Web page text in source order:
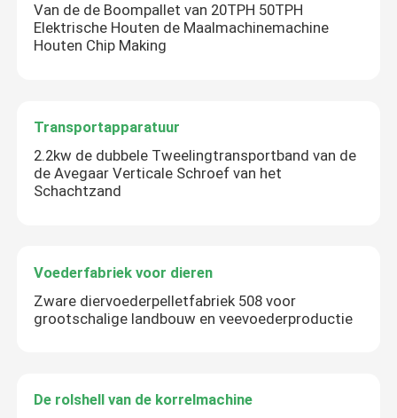
Van de de Boompallet van 20TPH 50TPH
Elektrische Houten de Maalmachinemachine
Houten Chip Making
Transportapparatuur
2.2kw de dubbele Tweelingtransportband van de
de Avegaar Verticale Schroef van het
Schachtzand
Voederfabriek voor dieren
Zware diervoederpelletfabriek 508 voor
grootschalige landbouw en veevoederproductie
De rolshell van de korrelmachine